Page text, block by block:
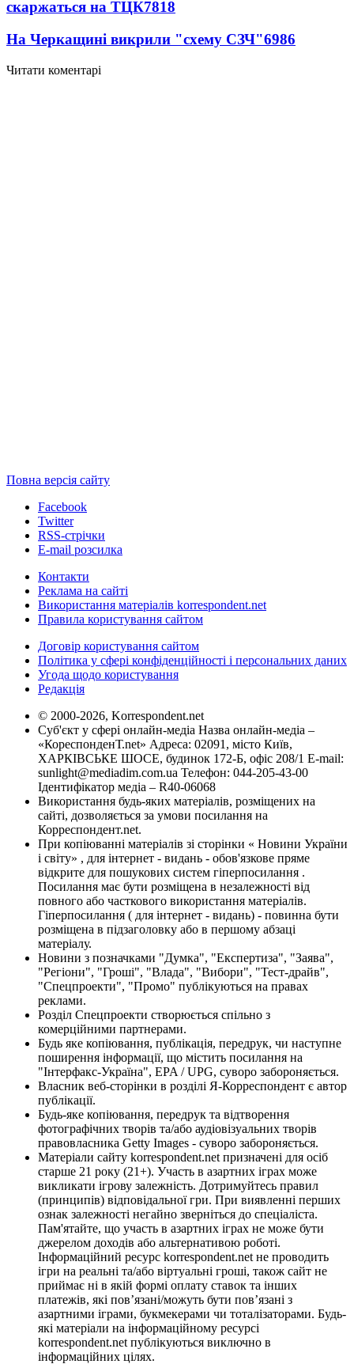
скаржаться на ТЦК7818
На Черкащині викрили "схему СЗЧ"6986
Читати коментарі
Повна версія сайту
Facebook
Twitter
RSS-стрічки
E-mail розсилка
Контакти
Реклама на сайті
Використання матеріалів korrespondent.net
Правила користування сайтом
Договір користування сайтом
Політика у сфері конфіденційності і персональних даних
Угода щодо користування
Редакція
© 2000-2026, Korrespondent.net
Суб'єкт у сфері онлайн-медіа Назва онлайн-медіа –
«КореспонденТ.net» Адреса: 02091, місто Київ,
ХАРКІВСЬКЕ ШОСЕ, будинок 172-Б, офіс 208/1 E-mail:
sunlight@mediadim.com.ua Телефон: 044-205-43-00
Ідентифікатор медіа – R40-06068
Використання будь-яких матеріалів, розміщених на
сайті, дозволяється за умови посилання на
Корреспондент.net.
При копіюванні матеріалів зі сторінки « Новини України
і світу» , для інтернет - видань - обов'язкове пряме
відкрите для пошукових систем гіперпосилання .
Посилання має бути розміщена в незалежності від
повного або часткового використання матеріалів.
Гіперпосилання ( для інтернет - видань) - повинна бути
розміщена в підзаголовку або в першому абзаці
матеріалу.
Новини з позначками "Думка", "Експертиза", "Заява",
"Регіони", "Гроші", "Влада", "Вибори", "Тест-драйв",
"Спецпроекти", "Промо" публікуються на правах
реклами.
Розділ Спецпроекти створюється спільно з
комерційними партнерами.
Будь яке копіювання, публікація, передрук, чи наступне
поширення інформації, що містить посилання на
"Інтерфакс-Україна", EPA / UPG, суворо забороняється.
Власник веб-сторінки в розділі Я-Корреспондент є автор
публікації.
Будь-яке копіювання, передрук та відтворення
фотографічних творів та/або аудіовізуальних творів
правовласника Getty Images - суворо забороняється.
Матеріали сайту korrespondent.net призначені для осіб
старше 21 року (21+). Участь в азартних іграх може
викликати ігрову залежність. Дотримуйтесь правил
(принципів) відповідальної гри. При виявленні перших
ознак залежності негайно зверніться до спеціаліста.
Пам'ятайте, що участь в азартних іграх не може бути
джерелом доходів або альтернативою роботі.
Інформаційний ресурс korrespondent.net не проводить
ігри на реальні та/або віртуальні гроші, також сайт не
приймає ні в якій формі оплату ставок та інших
платежів, які пов’язані/можуть бути пов’язані з
азартними іграми, букмекерами чи тоталізаторами. Будь-
які матеріали на інформаційному ресурсі
korrespondent.net публікуються виключно в
інформаційних цілях.